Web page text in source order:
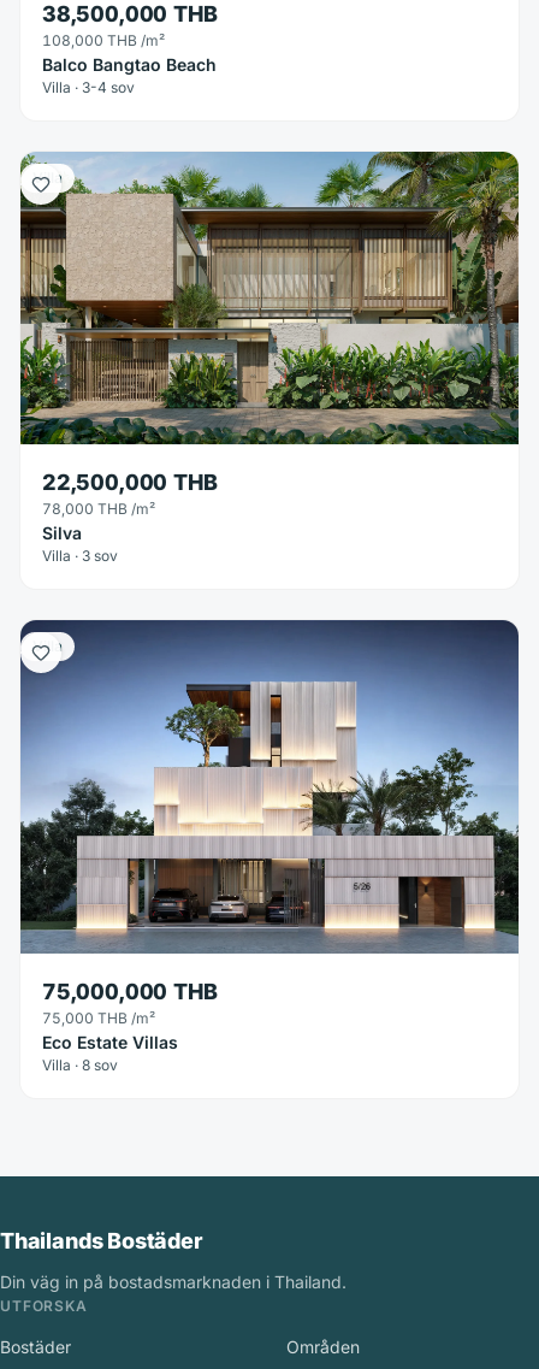
38,500,000 THB
108,000 THB /m²
Balco Bangtao Beach
Villa · 3-4 sov
Villa
22,500,000 THB
78,000 THB /m²
Silva
Villa · 3 sov
Villa
75,000,000 THB
75,000 THB /m²
Eco Estate Villas
Villa · 8 sov
Thailands Bostäder
Din väg in på bostadsmarknaden i Thailand.
UTFORSKA
Bostäder Områden